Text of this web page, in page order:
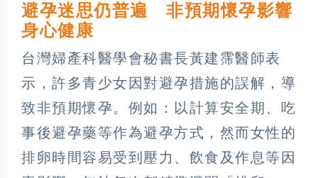
避孕迷思仍普遍 非預期懷孕影響
身心健康
台灣婦產科醫學會秘書長黃建霈醫師表
示，許多青少女因對避孕措施的誤解，導
致非預期懷孕。例如：以計算安全期、吃
事後避孕藥等作為避孕方式，然而女性的
排卵時間容易受到壓力、飲食及作息等因